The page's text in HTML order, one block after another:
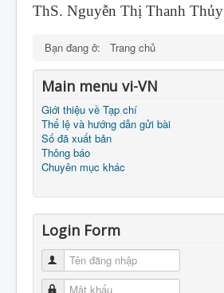
ThS. Nguyễn Thị Thanh Thủy
Bạn đang ở: Trang chủ
Main menu vi-VN
Giới thiệu về Tạp chí
Thể lệ và hướng dẫn gửi bài
Số đã xuất bản
Thông báo
Chuyên mục khác
Login Form
Tên đăng nhập
Mật khẩu